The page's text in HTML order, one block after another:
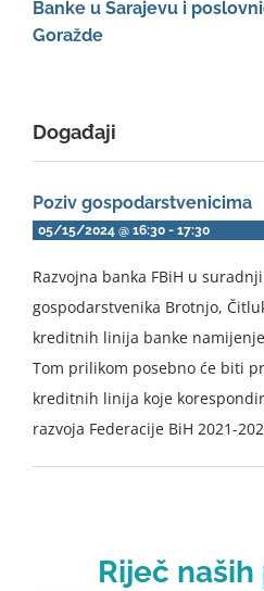
Banke u Sarajevu i
Goražde
Događaji
Poziv gospodarstvenicima
05/15/2024 @ 16:30 - 17:30
Razvojna banka FBiH u
gospodarstvenika Brotnjo,
kreditnih linija banke
Tom prilikom posebno će biti
kreditnih linija koje
razvoja Federacije BiH 2021-
Riječ